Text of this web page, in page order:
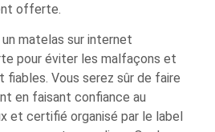
offerte.
matelas sur internet
pour éviter les malfaçons et
Vous serez sûr de faire
en faisant confiance au
et certifié organisé par le label